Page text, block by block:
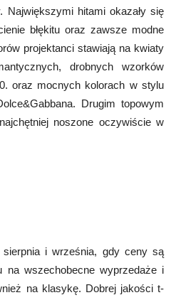
Największymi hitami okazały się
błękitu oraz zawsze modne
projektanci stawiają na kwiaty
drobnych wzorków
oraz mocnych kolorach w stylu
Drugim topowym
noszone oczywiście w
sierpnia i września, gdy ceny są
na wszechobecne wyprzedaże i
na klasykę. Dobrej jakości t-